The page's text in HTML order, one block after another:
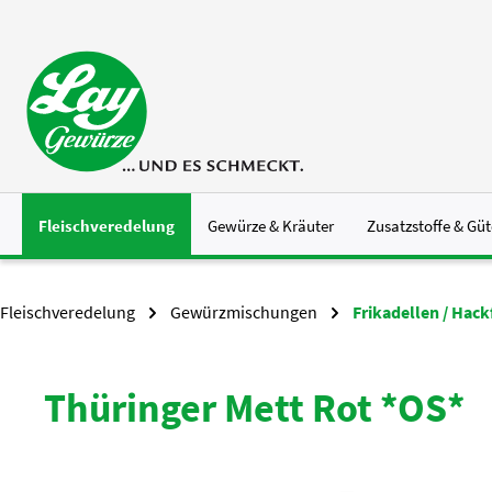
Fleischveredelung Gewürze & Kräuter Zusatzstoffe &
Fleischveredelung Gewürzmischungen Frikadellen /
Thüringer Mett Rot *OS*